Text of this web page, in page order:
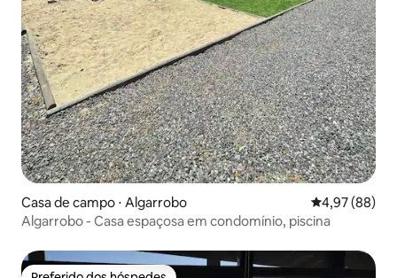
Casa de campo ⋅ Algarrobo 4,97 de uma
4,97 (88)
Algarrobo - Casa espaçosa em condomínio, piscina